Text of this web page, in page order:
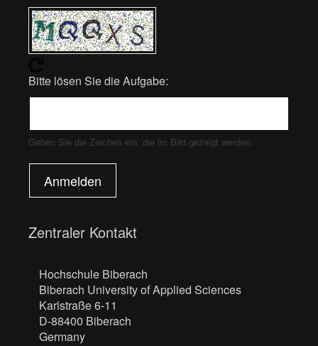
Bitte lösen Sie die Aufgabe:
Geben Sie die Zeichen ein, die im Bild gezeigt werden.
Anmelden
Zentraler Kontakt
Hochschule Biberach
Biberach University of Applied Sciences
Karlstraße 6-11
D-88400 Biberach
Germany